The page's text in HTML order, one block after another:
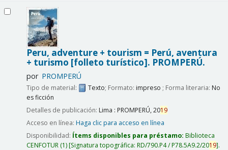
Peru, adventure + tourism = Perú, aventura
+ turismo [folleto turístico]. PROMPERÚ.
por PROMPERÚ
Tipo de material: Texto; Formato: impreso ; Forma literaria: No
es ficción
Detalles de publicación: Lima : PROMPERÚ,2019
Acceso en línea: Haga clic para acceso en línea
Disponibilidad: Ítems disponibles para préstamo: Biblioteca
CENFOTUR(1) Signatura topográfica: RD/790.P4 / P78.5A9.2/2019 .